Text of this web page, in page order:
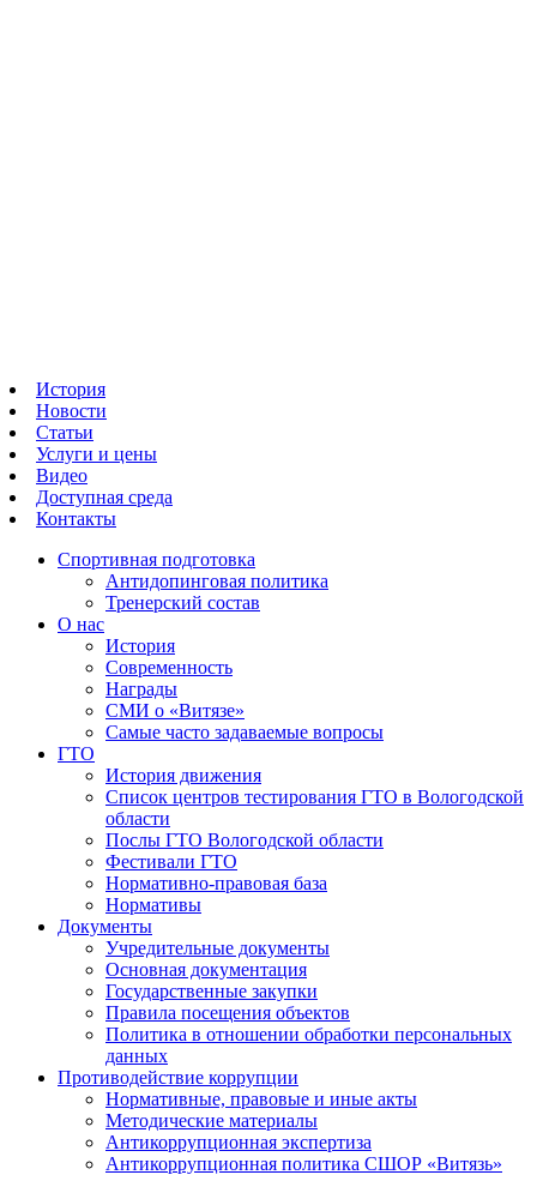
История
Новости
Статьи
Услуги и цены
Видео
Доступная среда
Контакты
Спортивная подготовка
Антидопинговая политика
Тренерский состав
О нас
История
Современность
Награды
СМИ о «Витязе»
Самые часто задаваемые вопросы
ГТО
История движения
Список центров тестирования ГТО в Вологодской
области
Послы ГТО Вологодской области
Фестивали ГТО
Нормативно-правовая база
Нормативы
Документы
Учредительные документы
Основная документация
Государственные закупки
Правила посещения объектов
Политика в отношении обработки персональных
данных
Противодействие коррупции
Нормативные, правовые и иные акты
Методические материалы
Антикоррупционная экспертиза
Антикоррупционная политика СШОР «Витязь»